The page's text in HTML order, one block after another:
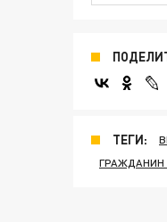
ТЕГИ:
ГРАЖДАНИН